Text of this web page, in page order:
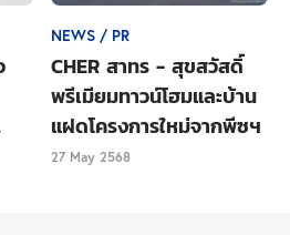
เตรียมตัวยื่นกู้สินเชื่อบ้านและ
และวางแผนการเงินได้อย่าง
NEWS / PR
CHER สาทร - สุขสวัสดิ์
พรีเมียมทาวน์โฮมและบ้าน
แฝดโครงการใหม่จากพีซฯ
27 May 2568